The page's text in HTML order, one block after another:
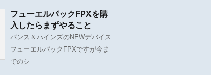
フューエルパックFPXを購
入したらまずやること
バンス＆ハインズのNEWデバイス
フューエルパックFPXですが今ま
でのシ